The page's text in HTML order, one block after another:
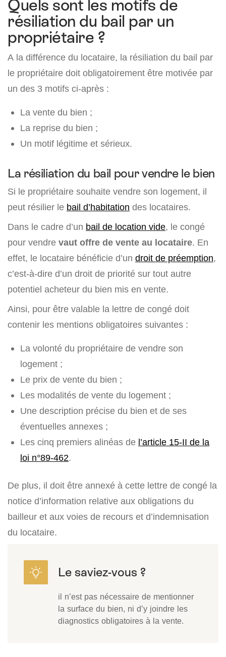
Quels sont les motifs de
résiliation du bail par un
propriétaire ?
A la différence du locataire, la résiliation du bail par
le propriétaire doit obligatoirement être motivée par
un des 3 motifs ci-après :
La vente du bien ;
La reprise du bien ;
Un motif légitime et sérieux.
La résiliation du bail pour vendre le bien
Si le propriétaire souhaite vendre son logement, il
peut résilier le bail d’habitation des locataires.
Dans le cadre d’un bail de location vide, le congé
pour vendre vaut offre de vente au locataire. En
effet, le locataire bénéficie d’un droit de préemption,
c’est-à-dire d’un droit de priorité sur tout autre
potentiel acheteur du bien mis en vente.
Ainsi, pour être valable la lettre de congé doit
contenir les mentions obligatoires suivantes :
La volonté du propriétaire de vendre son
logement ;
Le prix de vente du bien ;
Les modalités de vente du logement ;
Une description précise du bien et de ses
éventuelles annexes ;
Les cinq premiers alinéas de l’article 15-II de la
loi n°89-462.
De plus, il doit être annexé à cette lettre de congé la
notice d’information relative aux obligations du
bailleur et aux voies de recours et d’indemnisation
du locataire.
il n’est pas nécessaire de mentionner
la surface du bien, ni d’y joindre les
diagnostics obligatoires à la vente.